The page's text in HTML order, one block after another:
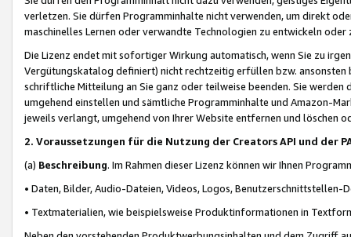
verletzen. Sie dürfen Programminhalte nicht verwenden, um direkt
maschinelles Lernen oder verwandte Technologien zu entwickeln
Die Lizenz endet mit sofortiger Wirkung automatisch, wenn Sie zu
Vergütungskatalog definiert) nicht rechtzeitig erfüllen bzw. ansonsten
schriftliche Mitteilung an Sie ganz oder teilweise beenden. Sie werden
umgehend einstellen und sämtliche Programminhalte und Amazon-
jeweils verlangt, umgehend von Ihrer Website entfernen und löschen
2. Voraussetzungen für die Nutzung der Creators API und der
(a) Beschreibung. Im Rahmen dieser Lizenz können wir Ihnen
• Daten, Bilder, Audio-Dateien, Videos, Logos, Benutzerschnittstellen-
• Textmaterialien, wie beispielsweise Produktinformationen in